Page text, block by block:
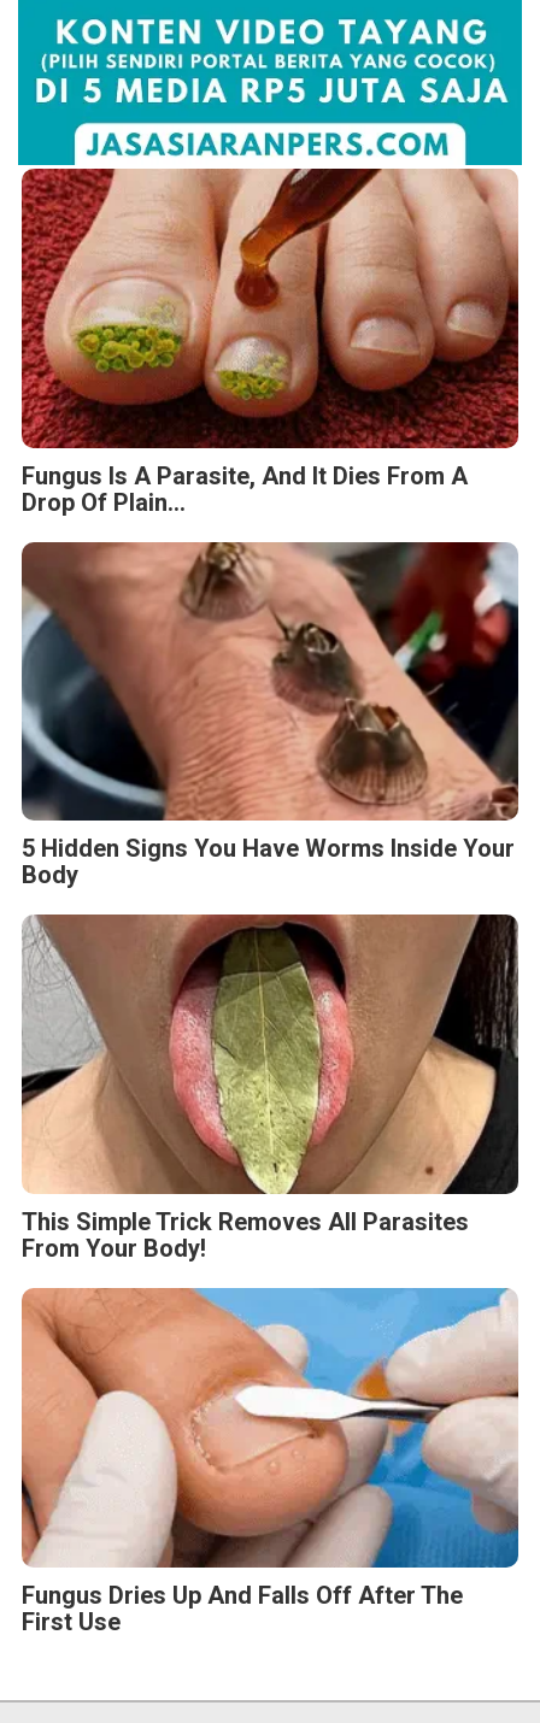
Fungus Is A Parasite, And It Dies From A
Drop Of Plain...
5 Hidden Signs You Have Worms Inside Your
Body
This Simple Trick Removes All Parasites
From Your Body!
Fungus Dries Up And Falls Off After The
First Use